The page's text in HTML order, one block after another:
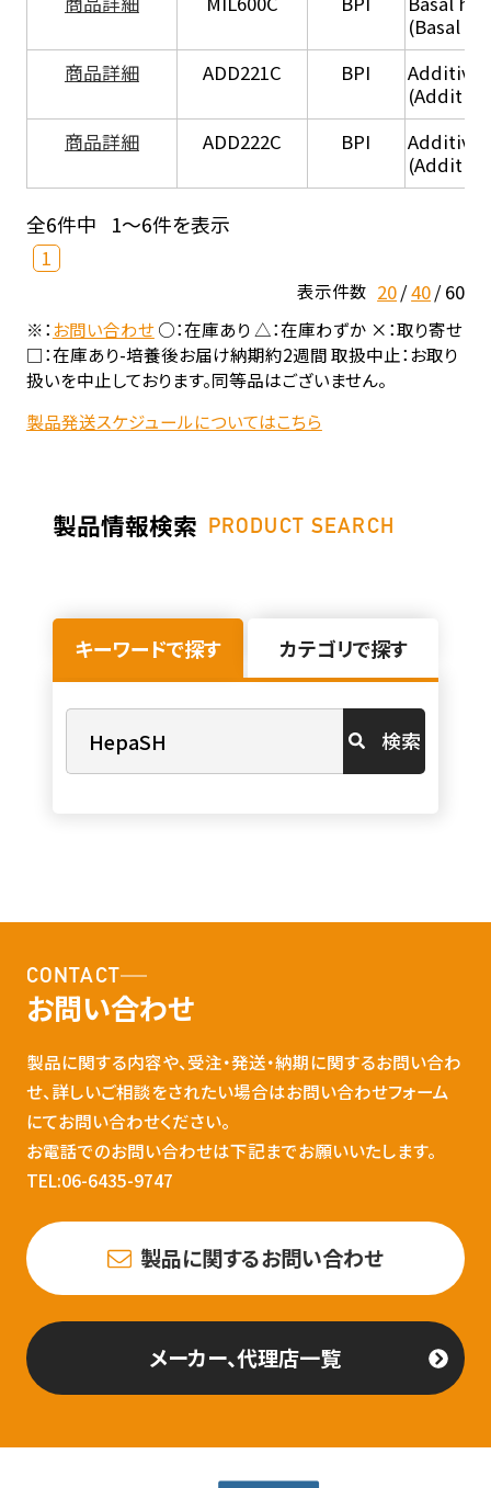
(Basal
商品詳細
ADD221C BPI
商品詳細
ADD222C BPI
全6件中 1～6件を表示
1
表示件数 20 40 60
※：お問い合わせ○：在庫あり △：在庫わずか ×：取り寄せ
□：在庫あり-培養後お届け納期約2週間 取扱中止：お取り
扱いを中止しております。同等品はございません。
製品発送スケジュールについてはこちら
製品情報検索 PRODUCT SEARCH
キーワードで探す カテゴリで探す
検索
CONTACT
お問い合わせ
製品に関する内容や、受注・発送・納期に関するお問い合わ
せ、詳しいご相談をされたい場合はお問い合わせフォーム
にてお問い合わせください。
お電話でのお問い合わせは下記までお願いいたします。
TEL:06-6435-9747
製品に関するお問い合わせ
メーカー、代理店一覧